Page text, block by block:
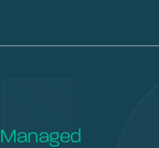
Managed